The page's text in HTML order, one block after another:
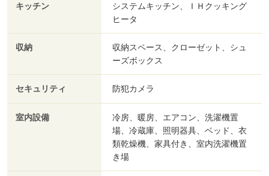
キッチン
システムキッチン、ＩＨクッキング
ヒータ
収納
収納スペース、クローゼット、シュ
ーズボックス
セキュリティ 防犯カメラ
室内設備
冷房、暖房、エアコン、洗濯機置
場、冷蔵庫、照明器具、ベッド、衣
類乾燥機、家具付き、室内洗濯機置
き場